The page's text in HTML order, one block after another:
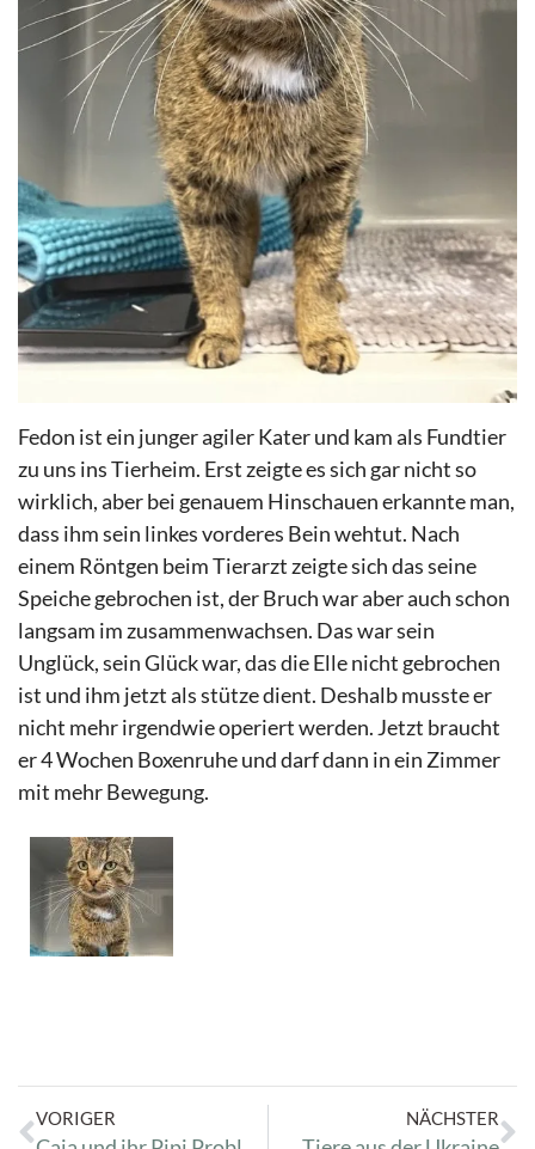
Fedon ist ein junger agiler Kater und kam als Fundtier
zu uns ins Tierheim. Erst zeigte es sich gar nicht so
wirklich, aber bei genauem Hinschauen erkannte man,
dass ihm sein linkes vorderes Bein wehtut. Nach
einem Röntgen beim Tierarzt zeigte sich das seine
Speiche gebrochen ist, der Bruch war aber auch schon
langsam im zusammenwachsen. Das war sein
Unglück, sein Glück war, das die Elle nicht gebrochen
ist und ihm jetzt als stütze dient. Deshalb musste er
nicht mehr irgendwie operiert werden. Jetzt braucht
er 4 Wochen Boxenruhe und darf dann in ein Zimmer
mit mehr Bewegung.
VORIGER NÄCHSTER